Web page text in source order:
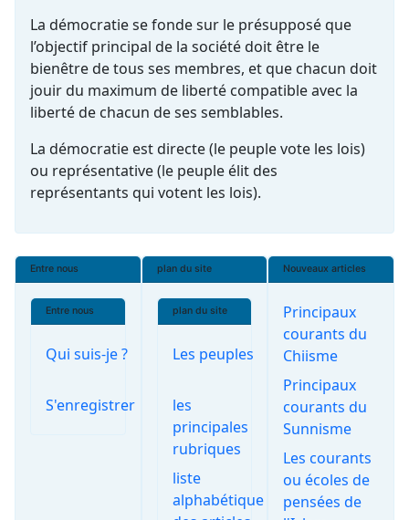
La démocratie se fonde sur le présupposé que
l’objectif principal de la société doit être le
bienêtre de tous ses membres, et que chacun doit
jouir du maximum de liberté compatible avec la
liberté de chacun de ses semblables.
La démocratie est directe (le peuple vote les lois)
ou représentative (le peuple élit des
représentants qui votent les lois).
Entre nous
Entre nous
Qui suis-je ?
S'enregistrer
plan du site
plan du site
Les peuples
les
principales
rubriques
liste
alphabétique
Nouveaux articles
Principaux
courants du
Chiisme
Principaux
courants du
Sunnisme
Les courants
ou écoles de
pensées de